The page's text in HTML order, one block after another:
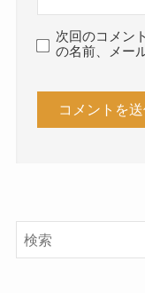
次回のコメン
の名前、メー